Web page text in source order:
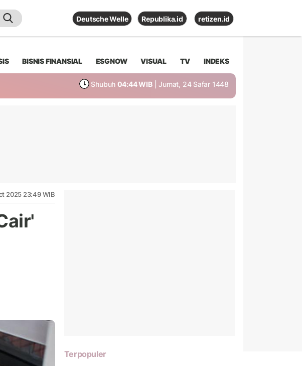
Deutsche Welle Republika.id retizen.id
BISNIS FINANSIAL ESGNOW VISUAL TV INDEKS
Shubuh 04:44 WIB | Jumat, 24 Safar 1448
2025 23:49 WIB
Terpopuler